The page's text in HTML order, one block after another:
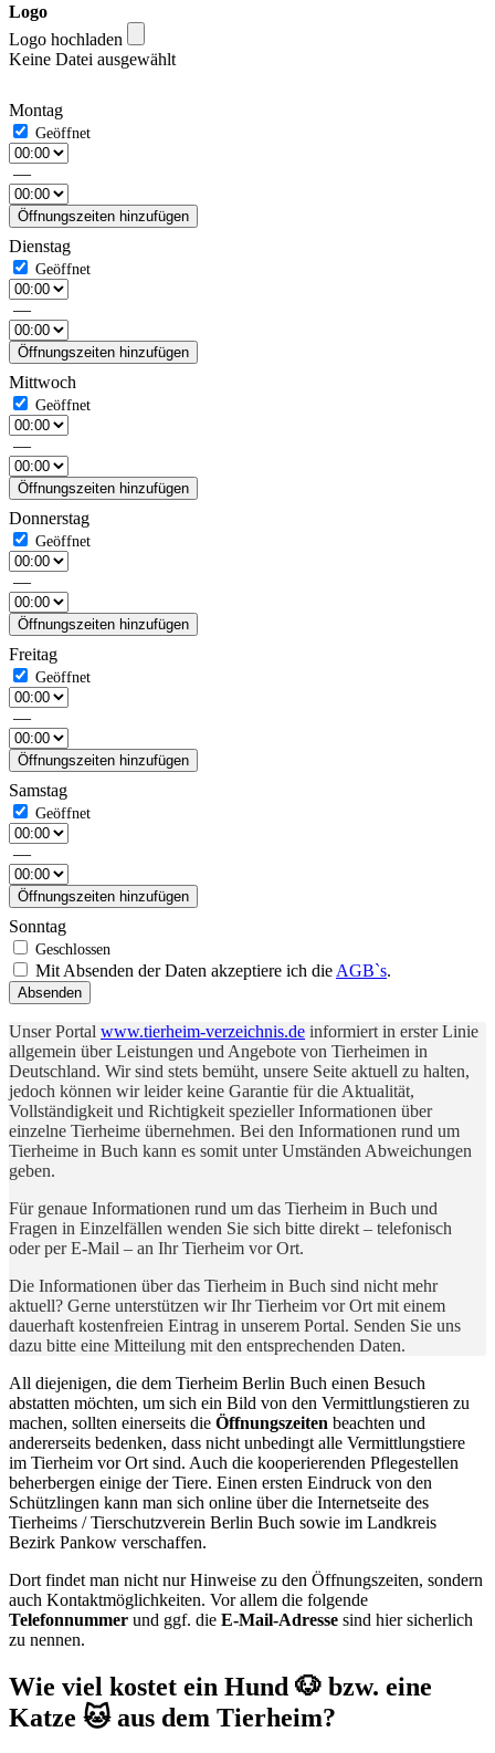
Logo
Logo hochladen
Keine Datei ausgewählt
Montag
—
Öffnungszeiten hinzufügen
Dienstag
—
Öffnungszeiten hinzufügen
Mittwoch
—
Öffnungszeiten hinzufügen
Donnerstag
—
Öffnungszeiten hinzufügen
Freitag
—
Öffnungszeiten hinzufügen
Samstag
—
Öffnungszeiten hinzufügen
Sonntag
Mit Absenden der Daten akzeptiere ich die AGB`s.
Absenden
Unser Portal www.tierheim-verzeichnis.de informiert in erster Linie
allgemein über Leistungen und Angebote von Tierheimen in
Deutschland. Wir sind stets bemüht, unsere Seite aktuell zu halten,
jedoch können wir leider keine Garantie für die Aktualität,
Vollständigkeit und Richtigkeit spezieller Informationen über
einzelne Tierheime übernehmen. Bei den Informationen rund um
Tierheime in Buch kann es somit unter Umständen Abweichungen
geben.
Für genaue Informationen rund um das Tierheim in Buch und
Fragen in Einzelfällen wenden Sie sich bitte direkt – telefonisch
oder per E-Mail – an Ihr Tierheim vor Ort.
Die Informationen über das Tierheim in Buch sind nicht mehr
aktuell? Gerne unterstützen wir Ihr Tierheim vor Ort mit einem
dauerhaft kostenfreien Eintrag in unserem Portal. Senden Sie uns
dazu bitte eine Mitteilung mit den entsprechenden Daten.
All diejenigen, die dem Tierheim Berlin Buch einen Besuch
abstatten möchten, um sich ein Bild von den Vermittlungstieren zu
machen, sollten einerseits die Öffnungszeiten beachten und
andererseits bedenken, dass nicht unbedingt alle Vermittlungstiere
im Tierheim vor Ort sind. Auch die kooperierenden Pflegestellen
beherbergen einige der Tiere. Einen ersten Eindruck von den
Schützlingen kann man sich online über die Internetseite des
Tierheims / Tierschutzverein Berlin Buch sowie im Landkreis
Bezirk Pankow verschaffen.
Dort findet man nicht nur Hinweise zu den Öffnungszeiten, sondern
auch Kontaktmöglichkeiten. Vor allem die folgende
Telefonnummer und ggf. die E-Mail-Adresse sind hier sicherlich
zu nennen.
Wie viel kostet ein Hund 🐶 bzw. eine
Katze 🐱 aus dem Tierheim?